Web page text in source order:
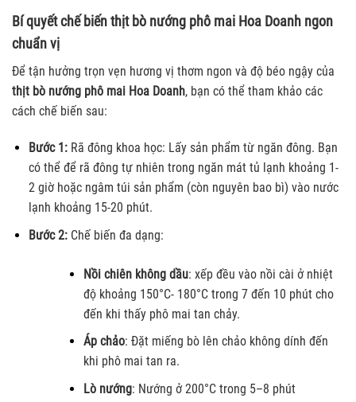
Bí quyết chế biến thịt bò nướng phô mai Hoa Doanh ngon
chuẩn vị
Để tận hưởng trọn vẹn hương vị thơm ngon và độ béo ngậy của
thịt bò nướng phô mai Hoa Doanh, bạn có thể tham khảo các
cách chế biến sau:
Bước 1:Rã đông khoa học: Lấy sản phẩm từ ngăn đông. Bạn
có thể để rã đông tự nhiên trong ngăn mát tủ lạnh khoảng 1-
2 giờ hoặc ngâm túi sản phẩm (còn nguyên bao bì) vào nước
lạnh khoảng 15-20 phút.
Bước 2: Chế biến đa dạng:
Nồi chiên không dầu: xếp đều vào nồi cài ở nhiệt
độ khoảng 150°C- 180°C trong 7 đến 10 phút cho
đến khi thấy phô mai tan chảy.
Áp chảo: Đặt miếng bò lên chảo không dính đến
khi phô mai tan ra.
Lò nướng: Nướng ở 200°C trong 5–8 phút